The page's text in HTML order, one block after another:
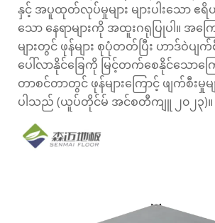
နှင့် အပူထုတ်လုပ်မှုများ များပါးသော ဧရိယ
သော နေရာများကို အထူးဂရုပြုပါ။ အကြ
များတွင် ဖုန်များ စုပုံတတ်ပြီး ဟာဒ်ဝဲပျက်စီ
ပေါ်လာနိုင်ခြေကို မြင့်တက်စေနိုင်သောက
တာစင်တာတွင် ဖုန်များကြောင့် ဖျက်စီးမှုမ
ပါသည် (ယူပ်တိုင်မ် အင်စတီကျူ ၂၀၂၃)။